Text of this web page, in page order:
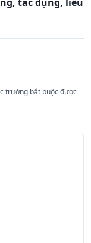
trường bắt buộc được